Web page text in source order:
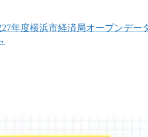
年度横浜市経済局オープンデー